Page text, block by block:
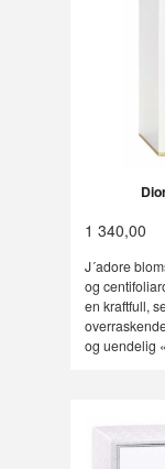
1 340,00
J´adore
og
en kraftfull,
og uendelig